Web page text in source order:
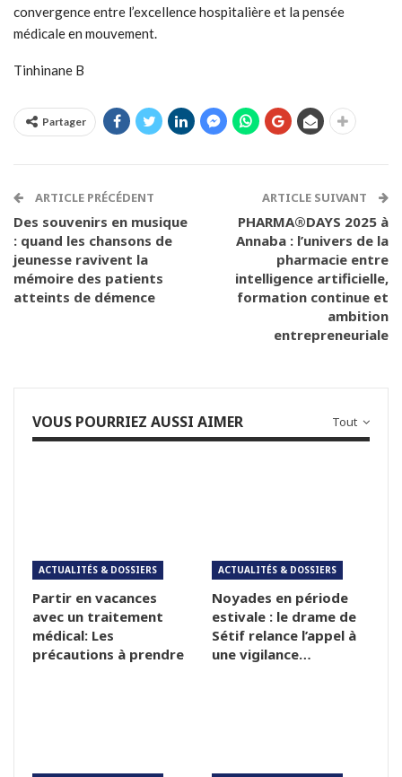
convergence entre l’excellence hospitalière et la pensée
médicale en mouvement.
Tinhinane B
Partager
ARTICLE PRÉCÉDENT
Des souvenirs en musique
: quand les chansons de
jeunesse ravivent la
mémoire des patients
atteints de démence
ARTICLE SUIVANT
PHARMA®DAYS 2025 à
Annaba : l’univers de la
pharmacie entre
intelligence artificielle,
formation continue et
ambition
entrepreneuriale
Tout
VOUS POURRIEZ AUSSI AIMER
ACTUALITÉS & DOSSIERS
Partir en vacances
avec un traitement
médical: Les
précautions à prendre
ACTUALITÉS & DOSSIERS
Noyades en période
estivale : le drame de
Sétif relance l’appel à
une vigilance…